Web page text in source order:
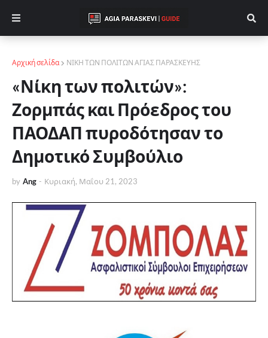
Αρχική σελίδα ΝΙΚΗ ΤΩΝ ΠΟΛΙΤΩΝ ΑΓΙΑΣ ΠΑΡΑΣΚΕΥΗΣ
«Νίκη των πολιτών»:
Ζορμπάς και Πρόεδρος του
ΠΑΟΔΑΠ πυροδότησαν το
Δημοτικό Συμβούλιο
by Ang - Κυριακή, Μαΐου 21, 2023